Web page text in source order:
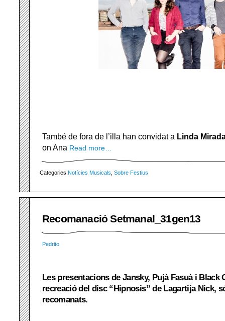
També de fora de l’illa han convidat a Linda
on Ana Read more…
Categories:Notícies Musicals, Sobre Festius
Recomanació Setmanal_31gen13
Pedrito
Les presentacions de Jansky, Pujà Fasuà i Black
recreació del disc “Hipnosis” de Lagartija Nick,
recomanats.